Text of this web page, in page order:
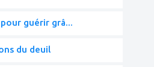
guérir grâ...
du deuil